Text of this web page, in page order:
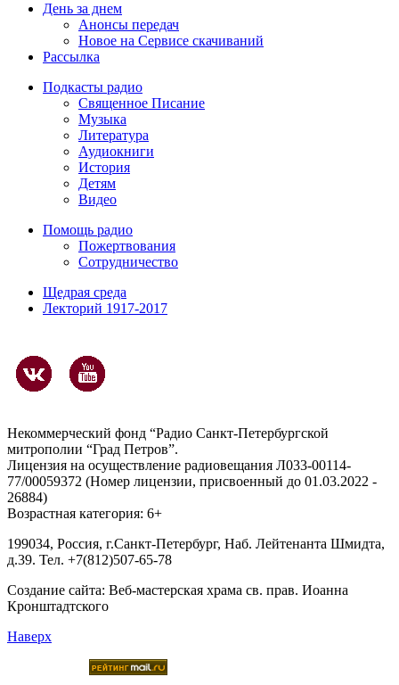
День за днем
Анонсы передач
Новое на Сервисе скачиваний
Рассылка
Подкасты радио
Священное Писание
Музыка
Литература
Аудиокниги
История
Детям
Видео
Помощь радио
Пожертвования
Сотрудничество
Щедрая среда
Лекторий 1917-2017
Некоммерческий фонд “Радио Санкт-Петербургской
митрополии “Град Петров”.
Лицензия на осуществление радиовещания Л033-00114-
77/00059372 (Номер лицензии, присвоенный до 01.03.2022 -
26884)
Возрастная категория: 6+
199034, Россия, г.Санкт-Петербург, Наб. Лейтенанта Шмидта,
д.39. Тел. +7(812)507-65-78
Создание сайта: Веб-мастерская храма св. прав. Иоанна
Кронштадтского
Наверх